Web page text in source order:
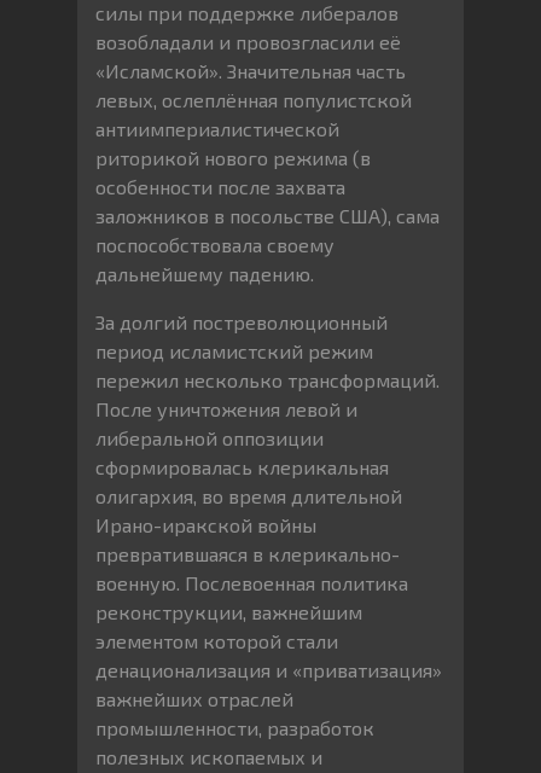
силы при поддержке либералов
возобладали и провозгласили её
«Исламской». Значительная часть
левых, ослеплённая популистской
антиимпериалистической
риторикой нового режима (в
особенности после захвата
заложников в посольстве США), сама
поспособствовала своему
дальнейшему падению.
За долгий постреволюционный
период исламистский режим
пережил несколько трансформаций.
После уничтожения левой и
либеральной оппозиции
сформировалась клерикальная
олигархия, во время длительной
Ирано-иракской войны
превратившаяся в клерикально-
военную. Послевоенная политика
реконструкции, важнейшим
элементом которой стали
денационализация и «приватизация»
важнейших отраслей
промышленности, разработок
полезных ископаемых и